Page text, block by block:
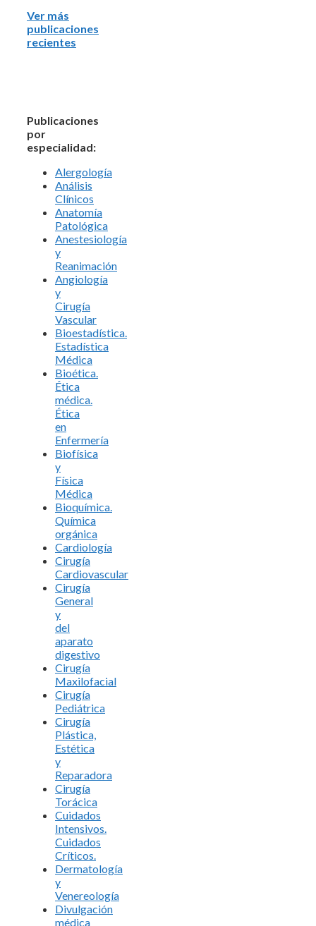
Ver más
publicaciones
recientes
Publicaciones
por
especialidad:
Alergología
Análisis
Clínicos
Anatomía
Patológica
Anestesiología
y
Reanimación
Angiología
y
Cirugía
Vascular
Bioestadística.
Estadística
Médica
Bioética.
Ética
médica.
Ética
en
Enfermería
Biofísica
y
Física
Médica
Bioquímica.
Química
orgánica
Cardiología
Cirugía
Cardiovascular
Cirugía
General
y
del
aparato
digestivo
Cirugía
Maxilofacial
Cirugía
Pediátrica
Cirugía
Plástica,
Estética
y
Reparadora
Cirugía
Torácica
Cuidados
Intensivos.
Cuidados
Críticos.
Dermatología
y
Venereología
Divulgación
médica